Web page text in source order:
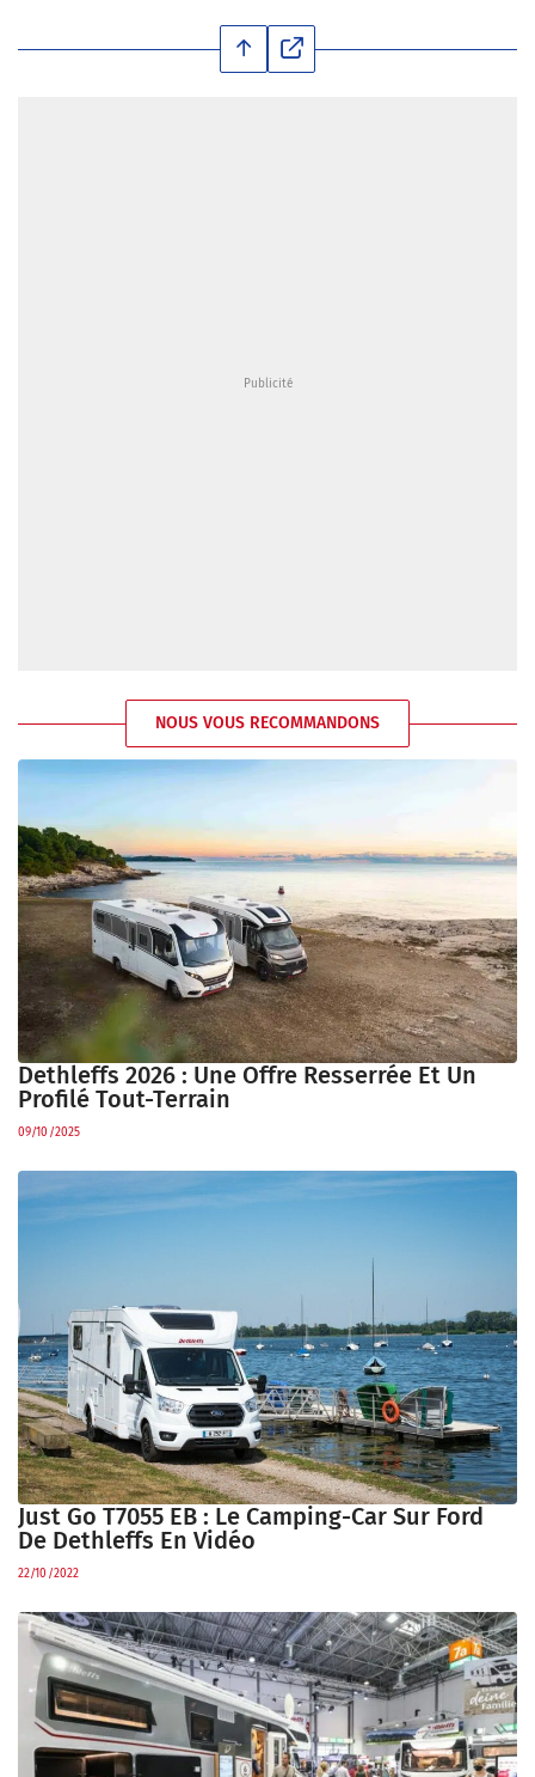
NOUS VOUS RECOMMANDONS
Dethleffs 2026 : Une Offre Resserrée Et Un
Profilé Tout-Terrain
09/10/2025
Just Go T7055 EB : Le Camping-Car Sur Ford
De Dethleffs En Vidéo
22/10/2022